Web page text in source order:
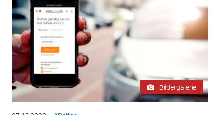
Bildergalerie